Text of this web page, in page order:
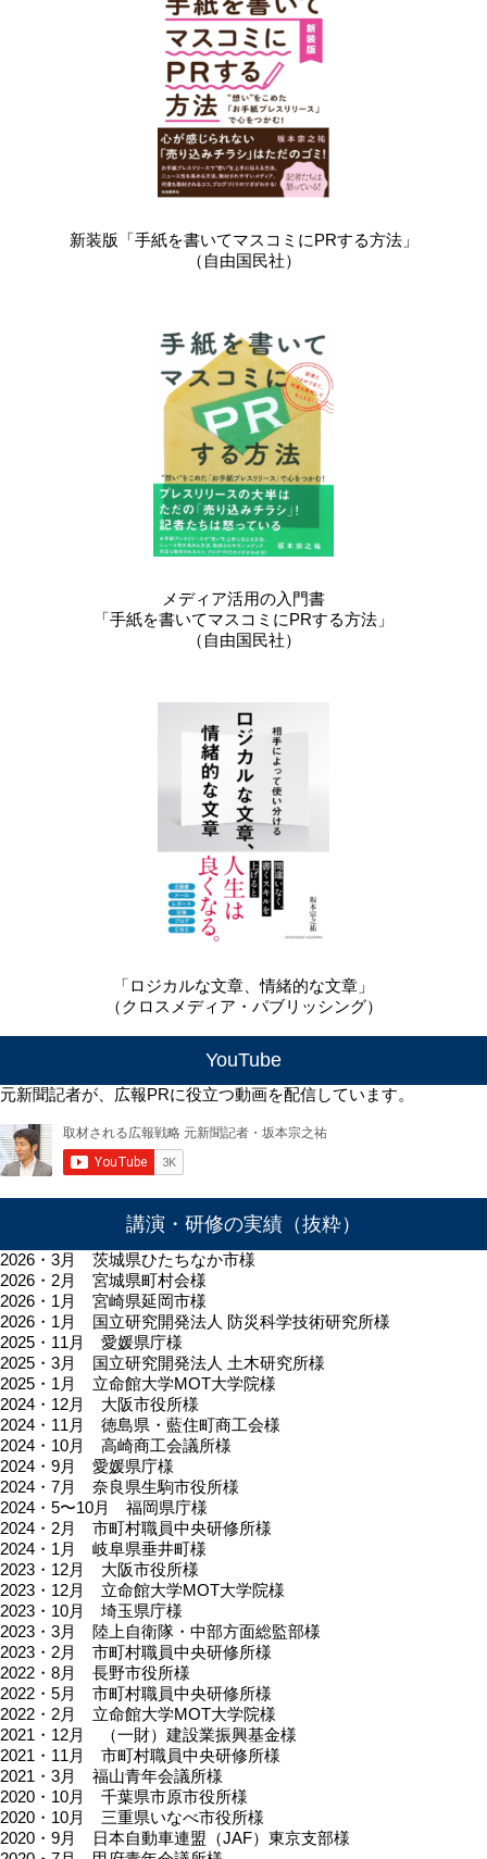
新装版「手紙を書いてマスコミにPRする方法」
（自由国民社）
メディア活用の入門書
「手紙を書いてマスコミにPRする方法」
（自由国民社）
「ロジカルな文章、情緒的な文章」
（クロスメディア・パブリッシング）
YouTube
元新聞記者が、広報PRに役立つ動画を配信しています。
講演・研修の実績（抜粋）
2026・3月 茨城県ひたちなか市様
2026・2月 宮城県町村会様
2026・1月 宮崎県延岡市様
2026・1月 国立研究開発法人 防災科学技術研究所様
2025・11月 愛媛県庁様
2025・3月 国立研究開発法人 土木研究所様
2025・1月 立命館大学MOT大学院様
2024・12月 大阪市役所様
2024・11月 徳島県・藍住町商工会様
2024・10月 高崎商工会議所様
2024・9月 愛媛県庁様
2024・7月 奈良県生駒市役所様
2024・5〜10月 福岡県庁様
2024・2月 市町村職員中央研修所様
2024・1月 岐阜県垂井町様
2023・12月 大阪市役所様
2023・12月 立命館大学MOT大学院様
2023・10月 埼玉県庁様
2023・3月 陸上自衛隊・中部方面総監部様
2023・2月 市町村職員中央研修所様
2022・8月 長野市役所様
2022・5月 市町村職員中央研修所様
2022・2月 立命館大学MOT大学院様
2021・12月 （一財）建設業振興基金様
2021・11月 市町村職員中央研修所様
2021・3月 福山青年会議所様
2020・10月 千葉県市原市役所様
2020・10月 三重県いなべ市役所様
2020・9月 日本自動車連盟（JAF）東京支部様